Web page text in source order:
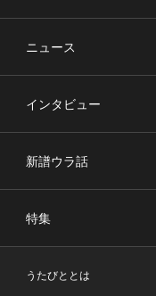
ニュース
インタビュー
新譜ウラ話
特集
うたびととは